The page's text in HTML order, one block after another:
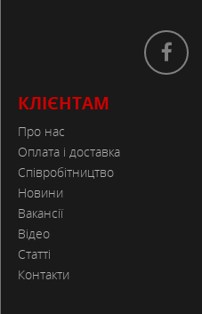
КЛІЄНТАМ
Про нас
Оплата і доставка
Співробітництво
Новини
Вакансії
Відео
Статті
Контакти